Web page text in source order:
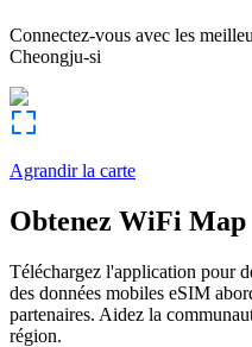
Connectez-vous avec les
Cheongju-si
Agrandir la carte
Obtenez WiFi Map
Téléchargez l'application pour
des données mobiles eSIM
partenaires. Aidez la
région.